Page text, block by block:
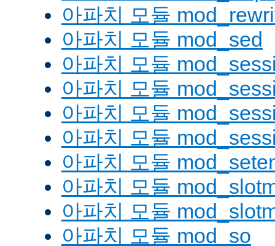
아파치 모듈
아파치 모듈 mod_sed
아파치 모듈
아파치 모듈
아파치 모듈
아파치 모듈
아파치 모듈
아파치 모듈
아파치 모듈
아파치 모듈 mod_so